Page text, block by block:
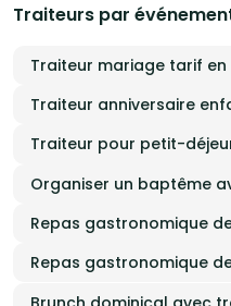
Traiteurs par
Traiteur mariage tarif